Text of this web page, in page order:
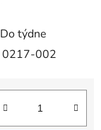
Do týdne
0217-002